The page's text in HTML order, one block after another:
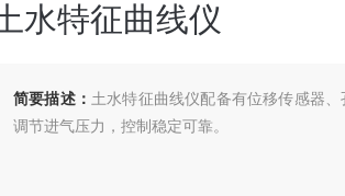
水特征曲线仪
简要描述： 土水特征曲线仪配备有位移传感器
调节进气压力，控制稳定可靠。